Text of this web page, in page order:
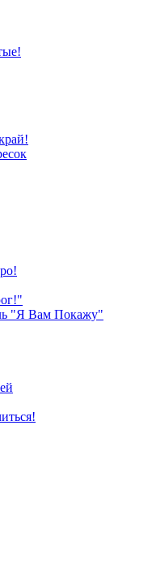
"Я Вам Покажу"